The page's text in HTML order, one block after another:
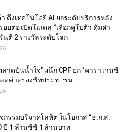
ดึงเทคโนโลยี AI ยกระดับบริการหลัง
อยต่อ เปิดโมเดล “เลือกคูโบต้า คุ้มค่า
นตี 2 รางวัลระดับโลก
าดปันน้ำใจ” ผนึก CPF ยก “คาราวานซี
ลดค่าครองชีพประชาชน
กรรมบริจาคโลหิต ในโอกาส “ธ.ก.ส.
ปี 1 ล้านซีซี 1 ล้านบาท